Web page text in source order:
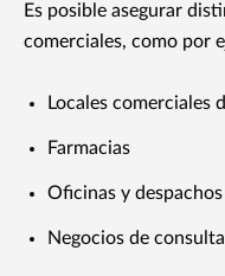
Es posible asegurar
comerciales, como por
Locales comerciales
Farmacias
Oficinas y despachos
Negocios de